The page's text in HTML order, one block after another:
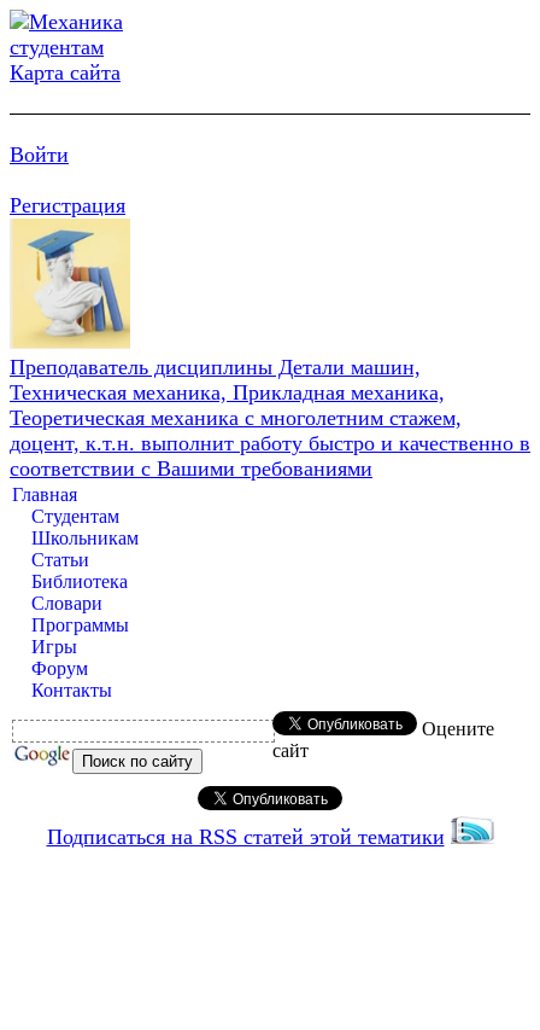
Карта сайта
Войти
Регистрация
Преподаватель дисциплины Детали машин,
Техническая механика, Прикладная механика,
Теоретическая механика с многолетним стажем,
доцент, к.т.н. выполнит работу быстро и качественно в
соответствии с Вашими требованиями
Главная
Студентам
Школьникам
Статьи
Библиотека
Словари
Программы
Игры
Форум
Контакты
Оцените
сайт
Подписаться на RSS статей этой тематики